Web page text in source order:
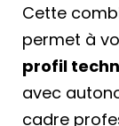
Cette
permet à
profil
avec
cadre